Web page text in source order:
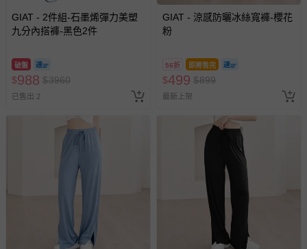
部分商品依據消費者保護法的規定，不適用七天鑑賞期/猶
豫期範圍：
易於腐敗、保存期限較短或解約時即將逾期（例如生鮮
客製化商品（例如客製生日書、姓名貼等）。
報紙、期刊或雜誌（惟書籍如經拆封、使用，則酌收整
經消費者拆封之影音商品或電腦軟體（例如 DVD、CD
等）。
非以有形媒介提供之數位內容或一經提供即為完成之線
上服務，經消費者事先同意始提供（例如線上課程、遊
戲或活動點數等）。
已拆封之以下類型商品：
-個人衛生用品（例如尿布、貼身衣物、泳裝、襪子、地
墊、寢具類等）。
GIAT - 2件組-石墨烯彈力美塑
九分內搭褲-黑色2件
破盤
$988 $3960
已售出 2
GIAT - 涼感防曬冰絲寬褲-櫻花
粉
56折 即將售完
$499 $899
最新上架